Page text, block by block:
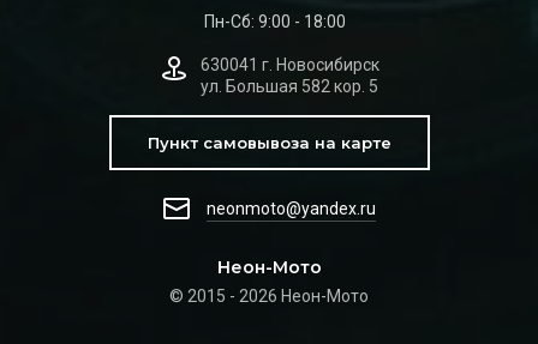
Неон-Мото
© 2015 - 2026 Неон-Мото
Пн-Сб: 9:00 - 18:00
630041 г. Новосибирск
ул. Большая 582 кор. 5
Пункт самовывоза на карте
neonmoto@yandex.ru